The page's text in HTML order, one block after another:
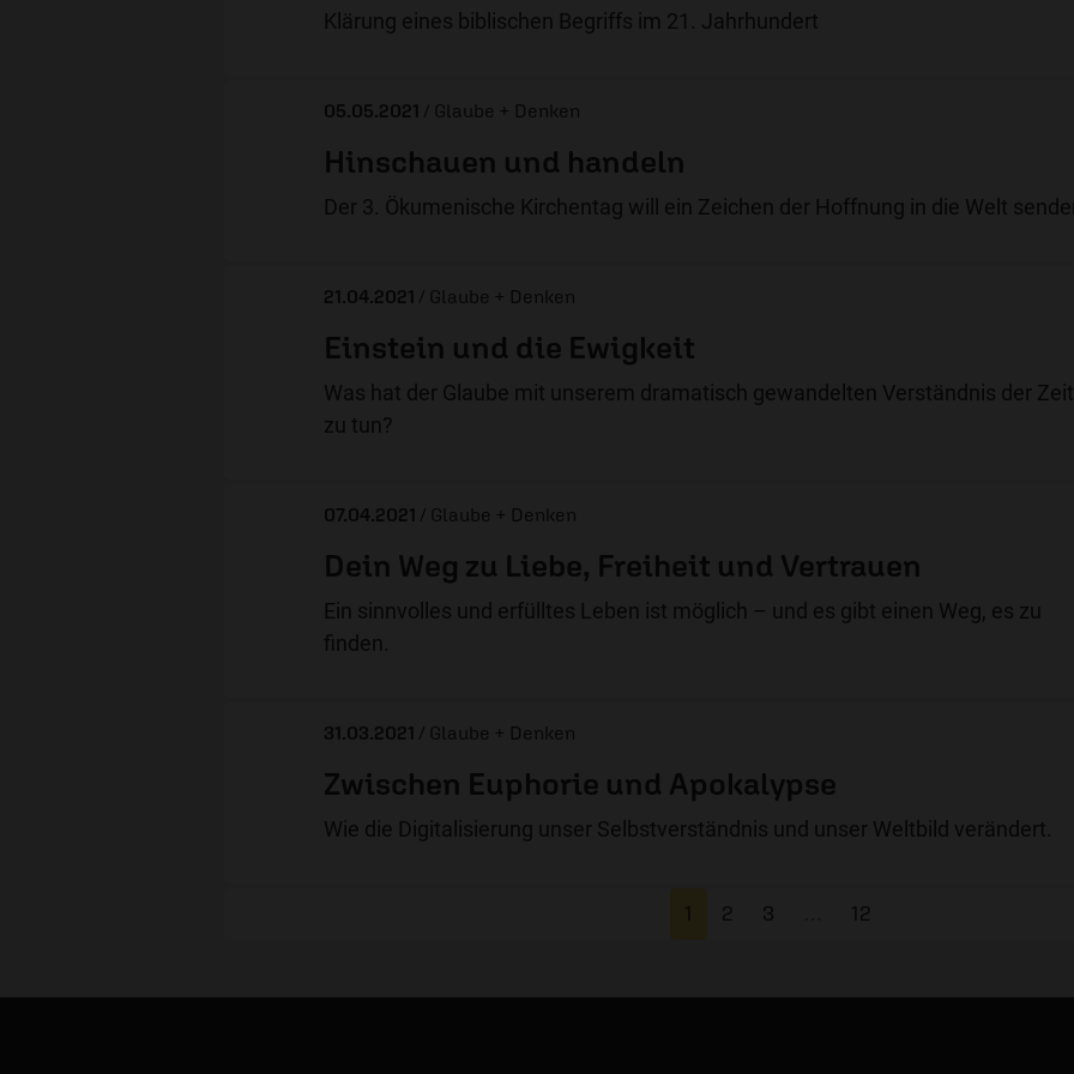
Klärung eines biblischen Begriffs im 21. Jahrhundert
05.05.2021 / Glaube + Denken
Hinschauen und handeln
Der 3. Ökumenische Kirchentag will ein Zeichen der Hoffnung in die Welt
21.04.2021 / Glaube + Denken
Einstein und die Ewigkeit
Was hat der Glaube mit unserem dramatisch gewandelten Verständnis der Zeit
zu tun?
07.04.2021 / Glaube + Denken
Dein Weg zu Liebe, Freiheit und Vertrauen
Ein sinnvolles und erfülltes Leben ist möglich – und es gibt einen Weg, es zu
finden.
31.03.2021 / Glaube + Denken
Zwischen Euphorie und Apokalypse
Wie die Digitalisierung unser Selbstverständnis und unser Weltbild verändert.
1 2 3 12